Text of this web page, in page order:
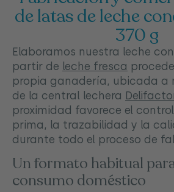
de latas de leche
370 g
Elaboramos nuestra leche
partir de leche fresca
propia ganadería, ubicada a
de la central lechera
proximidad favorece el
prima, la trazabilidad y la
durante todo el proceso de
Un formato habitual
consumo doméstico